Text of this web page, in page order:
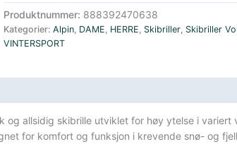
Unisex
Skibriller
Hvit
Produktnummer: 888392470638
Kategorier: Alpin, DAME, HERRE, Skibriller, Skibriller
VINTERSPORT
og allsidig skibrille utviklet for høy ytelse i variert
for komfort og funksjon i krevende snø- og